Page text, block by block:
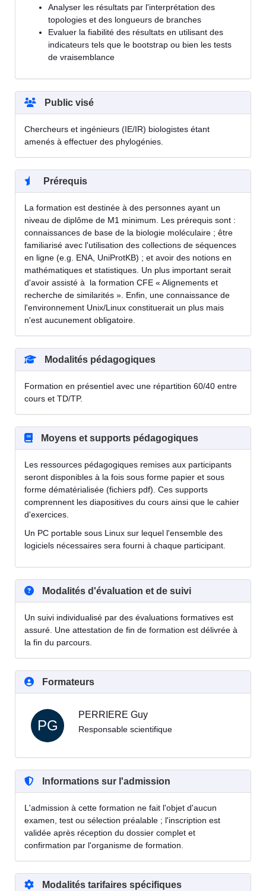
Analyser les résultats par l'interprétation des
topologies et des longueurs de branches
Evaluer la fiabilité des résultats en utilisant des
indicateurs tels que le bootstrap ou bien les tests
de vraisemblance
Public visé
Chercheurs et ingénieurs (IE/IR) biologistes étant
amenés à effectuer des phylogénies.
Prérequis
La formation est destinée à des personnes ayant un
niveau de diplôme de M1 minimum. Les prérequis sont :
connaissances de base de la biologie moléculaire ; être
familiarisé avec l'utilisation des collections de séquences
en ligne (e.g. ENA, UniProtKB) ; et avoir des notions en
mathématiques et statistiques. Un plus important serait
d'avoir assisté à la formation CFE « Alignements et
recherche de similarités ». Enfin, une connaissance de
l'environnement Unix/Linux constituerait un plus mais
n'est aucunement obligatoire.
Modalités pédagogiques
Formation en présentiel avec une répartition 60/40 entre
cours et TD/TP.
Moyens et supports pédagogiques
Les ressources pédagogiques remises aux participants
seront disponibles à la fois sous forme papier et sous
forme dématérialisée (fichiers pdf). Ces supports
comprennent les diapositives du cours ainsi que le cahier
d'exercices.
Un PC portable sous Linux sur lequel l'ensemble des
logiciels nécessaires sera fourni à chaque participant.
Modalités d'évaluation et de suivi
Un suivi individualisé par des évaluations formatives est
assuré. Une attestation de fin de formation est délivrée à
la fin du parcours.
Formateurs
PG
PERRIERE Guy
Responsable scientifique
Informations sur l'admission
L'admission à cette formation ne fait l'objet d'aucun
examen, test ou sélection préalable ; l'inscription est
validée après réception du dossier complet et
confirmation par l'organisme de formation.
Modalités tarifaires spécifiques